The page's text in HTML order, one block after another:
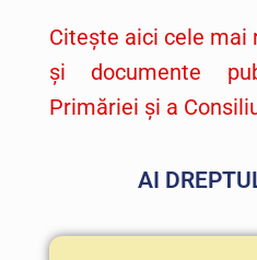
Citește aici cele mai
și documente
Primăriei și a
AI